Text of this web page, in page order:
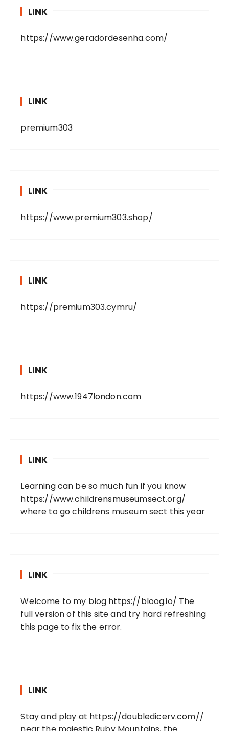
LINK
https://www.geradordesenha.com/
LINK
premium303
LINK
https://www.premium303.shop/
LINK
https://premium303.cymru/
LINK
https://www.1947london.com
LINK
Learning can be so much fun if you know
https://www.childrensmuseumsect.org/
where to go childrens museum sect this year
LINK
Welcome to my blog https://bloog.io/ The
full version of this site and try hard refreshing
this page to fix the error.
LINK
Stay and play at https://doubledicerv.com//